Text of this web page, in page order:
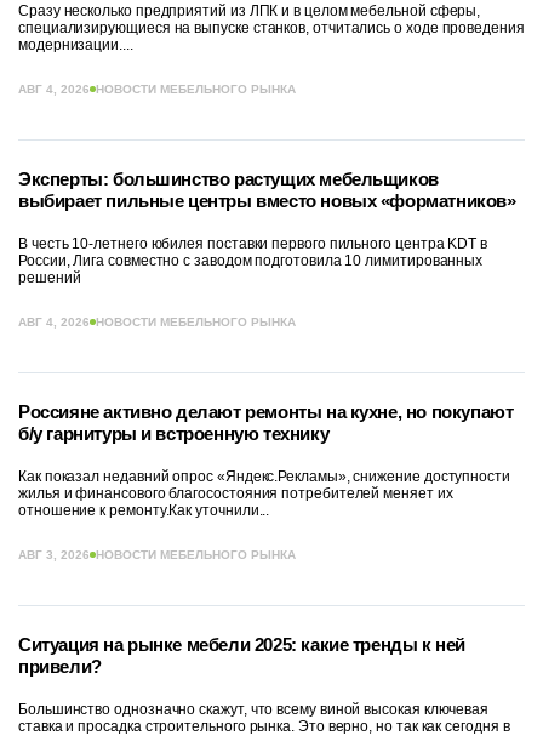
Сразу несколько предприятий из ЛПК и в целом мебельной сферы,
специализирующиеся на выпуске станков, отчитались о ходе проведения
модернизации....
АВГ 4, 2026 НОВОСТИ МЕБЕЛЬНОГО РЫНКА
Эксперты: большинство растущих мебельщиков
выбирает пильные центры вместо новых «форматников»
В честь 10-летнего юбилея поставки первого пильного центра KDT в
России, Лига совместно с заводом подготовила 10 лимитированных
решений
АВГ 4, 2026 НОВОСТИ МЕБЕЛЬНОГО РЫНКА
Россияне активно делают ремонты на кухне, но покупают
б/у гарнитуры и встроенную технику
Как показал недавний опрос «Яндекс.Рекламы», снижение доступности
жилья и финансового благосостояния потребителей меняет их
отношение к ремонту.Как уточнили...
АВГ 3, 2026 НОВОСТИ МЕБЕЛЬНОГО РЫНКА
Ситуация на рынке мебели 2025: какие тренды к ней
привели?
Большинство однозначно скажут, что всему виной высокая ключевая
ставка и просадка строительного рынка. Это верно, но так как сегодня в